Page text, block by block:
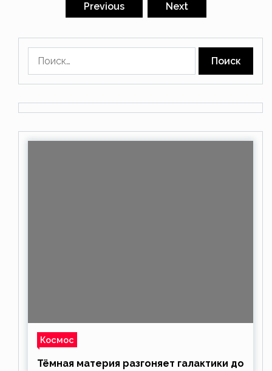
Previous Next
Космос
Тёмная материя разгоняет галактики до